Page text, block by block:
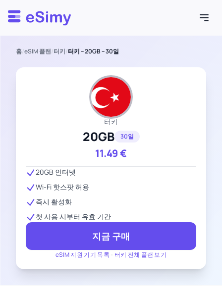
Esimy
홈/eSIM 플랜/터키/터키 – 20GB – 30일
터키
20GB 30일
11.49€
eSIM 지원 기기 목록 - 터키 전체 플랜 보기
20GB 인터넷
Wi-Fi 핫스팟 허용
즉시 활성화
첫 사용 시부터 유효 기간
지금 구매